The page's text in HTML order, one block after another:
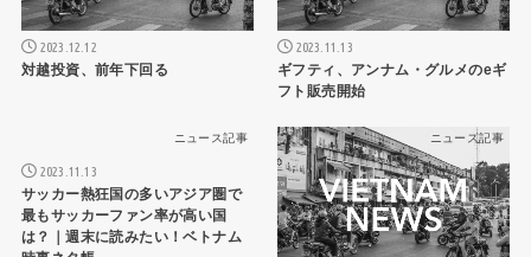
2023.12.12
対越投資、前年下回る
2023.11.13
ギフティ、アンナム・グルメのeギ
フト販売開始
ニュース記事
2023.11.13
サッカー熱狂国の多いアジア圏で
最もサッカーファン率が高い国
は？｜週末に読みたい！ベトナム
ニュース記事